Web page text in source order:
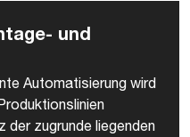
und
Automatisierung wird
der zugrunde liegenden